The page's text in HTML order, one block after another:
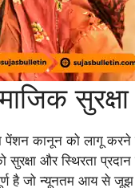
पेंशन कानून को लागू करने
सुरक्षा और स्थिरता
है जो न्यूनतम आय से